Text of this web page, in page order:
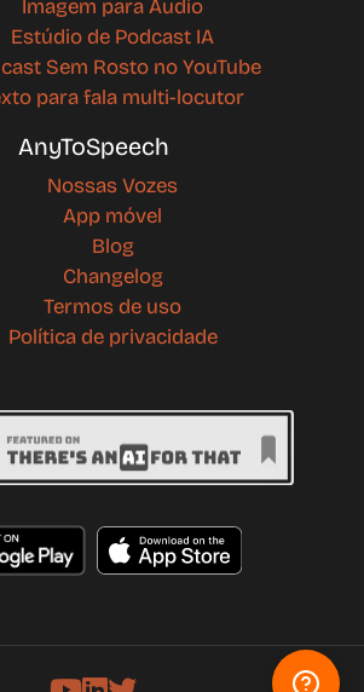
Imagem para Áudio
Estúdio de Podcast IA
Sem Rosto no YouTube
para fala multi-locutor
AnyToSpeech
Nossas Vozes
App móvel
Blog
Changelog
Termos de uso
Política de privacidade